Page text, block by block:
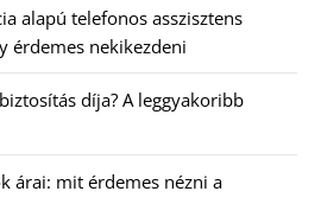
alapú telefonos asszisztens
érdemes nekikezdeni
díja? A leggyakoribb
árai: mit érdemes nézni a